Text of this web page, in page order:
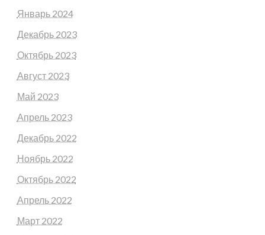
Январь 2024
Декабрь 2023
Октябрь 2023
Август 2023
Май 2023
Апрель 2023
Декабрь 2022
Ноябрь 2022
Октябрь 2022
Апрель 2022
Март 2022